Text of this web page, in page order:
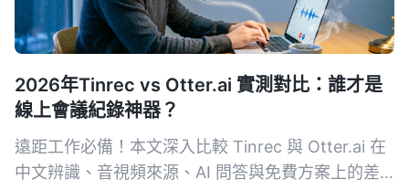
2026年Tinrec vs Otter.ai 實測對比：誰才是
線上會議紀錄神器？
遠距工作必備！本文深入比較 Tinrec 與 Otter.ai 在
中文辨識、音視頻來源、AI 問答與免費方案上的差